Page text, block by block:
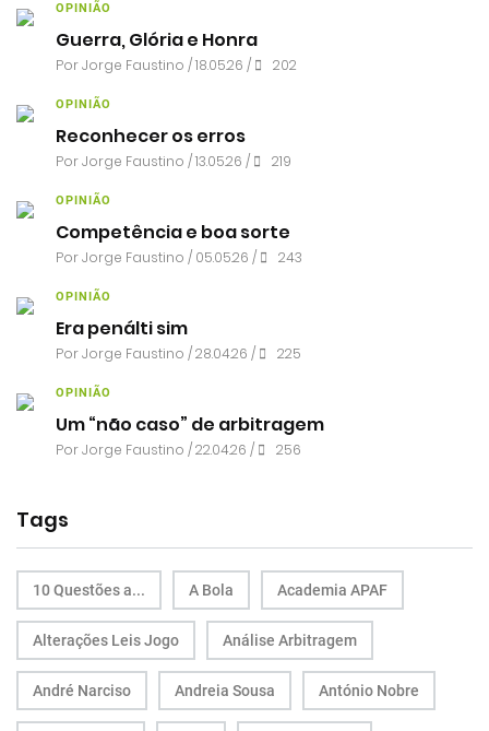
OPINIÃO
Guerra, Glória e Honra
PorJorge Faustino / 18.05.26 / 202
OPINIÃO
Reconhecer os erros
PorJorge Faustino / 13.05.26 / 219
OPINIÃO
Competência e boa sorte
PorJorge Faustino / 05.05.26 / 243
OPINIÃO
Era penálti sim
PorJorge Faustino / 28.04.26 / 225
OPINIÃO
Um “não caso” de arbitragem
PorJorge Faustino / 22.04.26 / 256
Tags
10 Questões a... A Bola Academia APAF
Alterações Leis Jogo Análise Arbitragem
André Narciso Andreia Sousa António Nobre